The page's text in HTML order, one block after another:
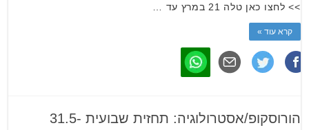
>> לחצו כאן טלה 21 במרץ עד …
קרא עוד »
הורוסקופ/אסטרולוגיה: תחזית שבועית 31.5-